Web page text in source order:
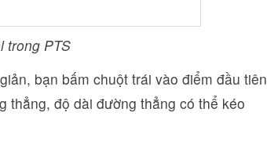
trong PTS
bạn bấm chuột trái vào điểm đầu tiên
thẳng, độ dài đường thẳng có thể kéo